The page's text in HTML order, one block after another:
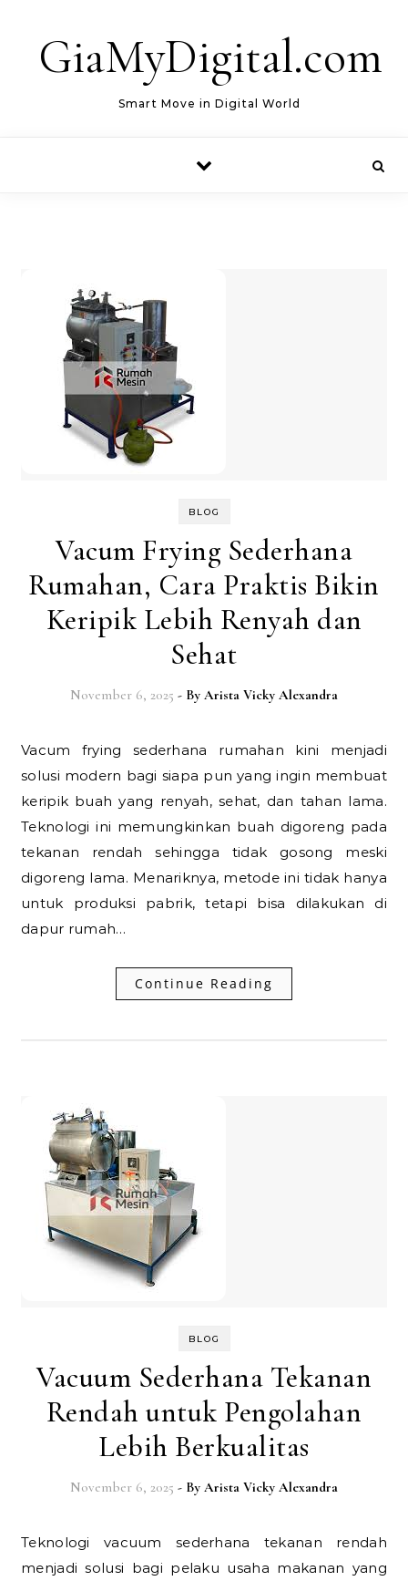
GiaMyDigital.com
Smart Move in Digital World
BLOG
Vacum Frying Sederhana
Rumahan, Cara Praktis Bikin
Keripik Lebih Renyah dan
Sehat
November 6, 2025 - By Arista Vicky Alexandra
Vacum frying sederhana rumahan kini menjadi
solusi modern bagi siapa pun yang ingin membuat
keripik buah yang renyah, sehat, dan tahan lama.
Teknologi ini memungkinkan buah digoreng pada
tekanan rendah sehingga tidak gosong meski
digoreng lama. Menariknya, metode ini tidak hanya
untuk produksi pabrik, tetapi bisa dilakukan di
dapur rumah…
Continue Reading
BLOG
Vacuum Sederhana Tekanan
Rendah untuk Pengolahan
Lebih Berkualitas
November 6, 2025 - By Arista Vicky Alexandra
Teknologi vacuum sederhana tekanan rendah
menjadi solusi bagi pelaku usaha makanan yang